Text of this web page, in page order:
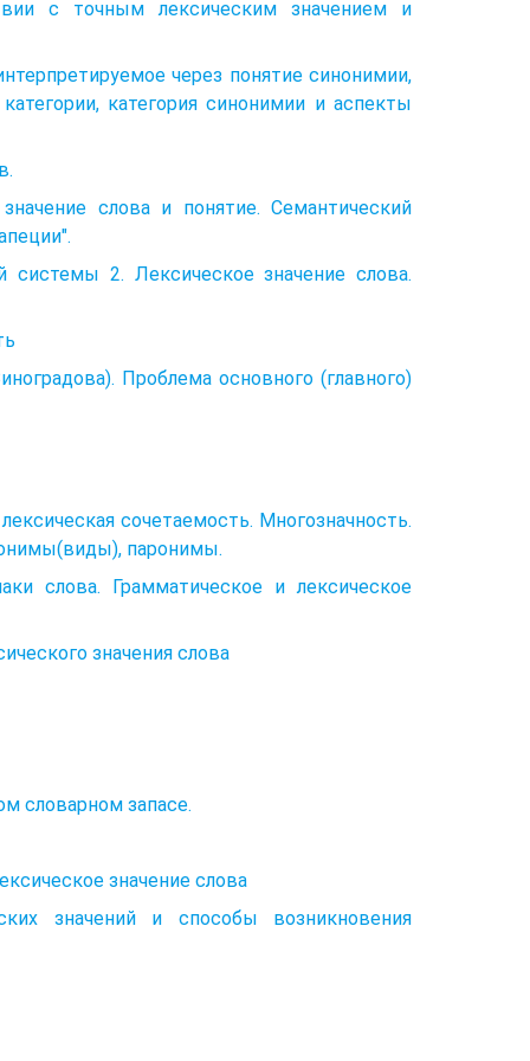
с точным лексическим значением и
через понятие синонимии,
категория синонимии и аспекты
слова и понятие. Семантический
системы 2. Лексическое значение слова.
Проблема основного (главного)
сочетаемость. Многозначность.
паронимы.
слова. Грамматическое и лексическое
значения слова
словарном запасе.
значение слова
значений и способы возникновения